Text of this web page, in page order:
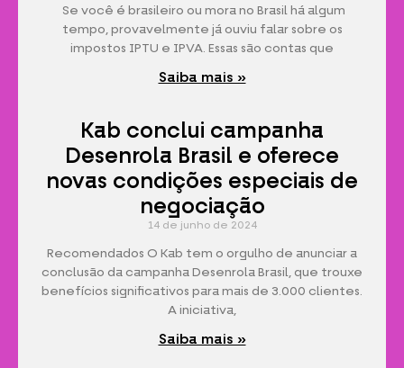
Se você é brasileiro ou mora no Brasil há algum
tempo, provavelmente já ouviu falar sobre os
impostos IPTU e IPVA. Essas são contas que
Saiba mais »
Kab conclui campanha
Desenrola Brasil e oferece
novas condições especiais de
negociação
14 de junho de 2024
Recomendados O Kab tem o orgulho de anunciar a
conclusão da campanha Desenrola Brasil, que trouxe
benefícios significativos para mais de 3.000 clientes.
A iniciativa,
Saiba mais »